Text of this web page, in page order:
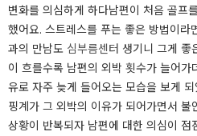
변화를 의심하게 하다남편이 처음 골프
했어요. 스트레스를 푸는 좋은 방법이
과의 만남도 심부름센터 생기니 그게 좋
이 흐를수록 남편의 외박 횟수가 늘어가
유로 자주 늦게 들어오는 모습을 보게
핑계가 그 외박의 이유가 되어가면서 불
상황이 반복되자 남편에 대한 의심이